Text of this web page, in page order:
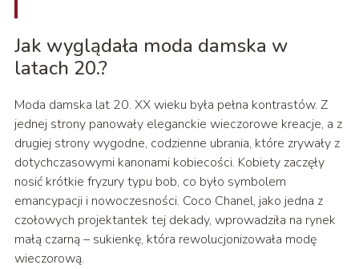
Jak wyglądała moda damska w
latach 20.?
Moda damska lat 20. XX wieku była pełna kontrastów. Z
jednej strony panowały eleganckie wieczorowe kreacje, a z
drugiej strony wygodne, codzienne ubrania, które zrywały z
dotychczasowymi kanonami kobiecości. Kobiety zaczęły
nosić krótkie fryzury typu bob, co było symbolem
emancypacji i nowoczesności. Coco Chanel, jako jedna z
czołowych projektantek tej dekady, wprowadziła na rynek
małą czarną – sukienkę, która rewolucjonizowała modę
wieczorową.